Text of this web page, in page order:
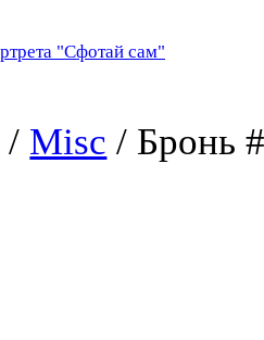
/ Misc / Бронь